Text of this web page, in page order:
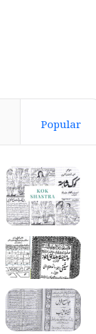
Popular